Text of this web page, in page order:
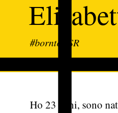
#borntoCSR
Ho 23 anni, sono